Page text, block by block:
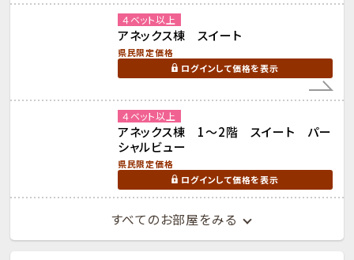
４ベット以上
アネックス棟 スイート
県民限定価格
ログインして価格を表示
４ベット以上
アネックス棟 1～2階 スイート パー
シャルビュー
県民限定価格
ログインして価格を表示
すべてのお部屋をみる